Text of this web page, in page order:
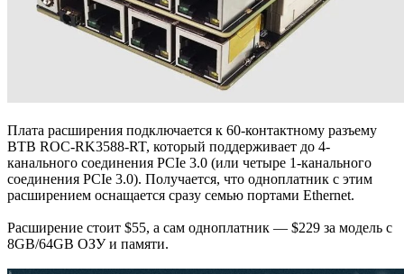
Плата расширения подключается к 60-контактному разъему
BTB ROC-RK3588-RT, который поддерживает до 4-
канального соединения PCIe 3.0 (или четыре 1-канального
соединения PCIe 3.0). Получается, что одноплатник с этим
расширением оснащается сразу семью портами Ethernet.
Расширение стоит $55, а сам одноплатник — $229 за модель с
8GB/64GB ОЗУ и памяти.